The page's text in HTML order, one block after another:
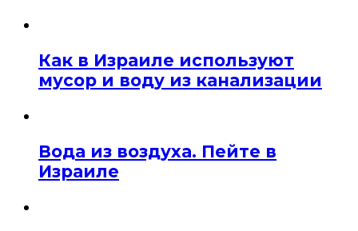
Как в Израиле используют
мусор и воду из канализации
Вода из воздуха. Пейте в
Израиле